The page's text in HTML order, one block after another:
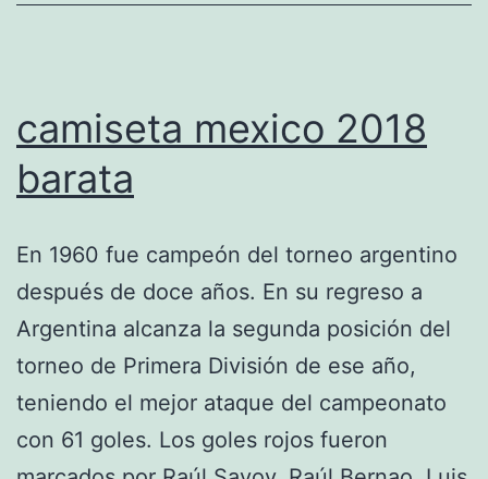
camiseta mexico 2018
barata
En 1960 fue campeón del torneo argentino
después de doce años. En su regreso a
Argentina alcanza la segunda posición del
torneo de Primera División de ese año,
teniendo el mejor ataque del campeonato
con 61 goles. Los goles rojos fueron